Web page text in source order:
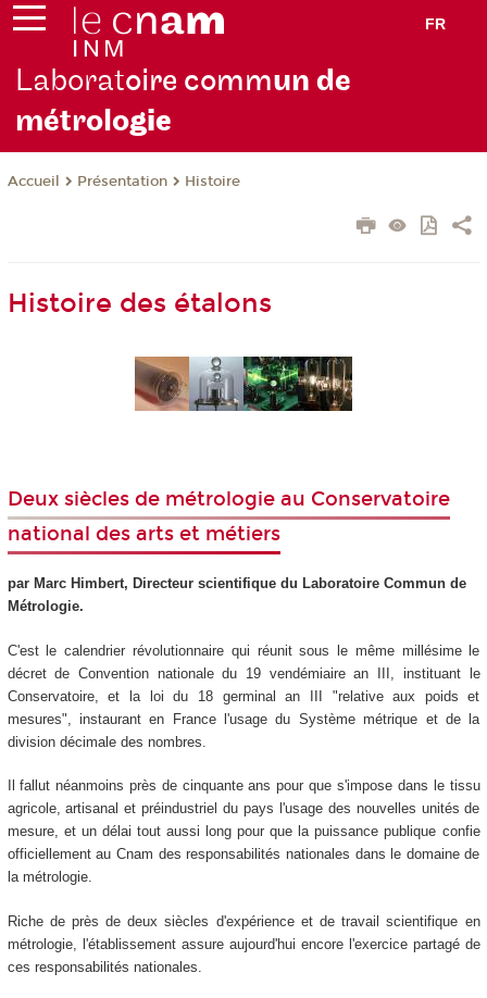
FR
Laboratoire commun de
métrologie
Accueil Présentation Histoire
Histoire des étalons
Deux siècles de métrologie au Conservatoire
national des arts et métiers
par Marc Himbert, Directeur scientifique du Laboratoire Commun de
Métrologie.
C'est le calendrier révolutionnaire qui réunit sous le même millésime le
décret de Convention nationale du 19 vendémiaire an III, instituant le
Conservatoire, et la loi du 18 germinal an III "relative aux poids et
mesures", instaurant en France l'usage du Système métrique et de la
division décimale des nombres.
Il fallut néanmoins près de cinquante ans pour que s'impose dans le tissu
agricole, artisanal et préindustriel du pays l'usage des nouvelles unités de
mesure, et un délai tout aussi long pour que la puissance publique confie
officiellement au Cnam des responsabilités nationales dans le domaine de
la métrologie.
Riche de près de deux siècles d'expérience et de travail scientifique en
métrologie, l'établissement assure aujourd'hui encore l'exercice partagé de
ces responsabilités nationales.